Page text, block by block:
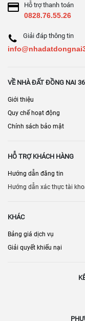
Hỗ trợ thanh toán
0828.76.55.26
Giải đáp thông tin
VỀ NHÀ ĐẤT ĐỒNG NAI
Giới thiệu
Quy chế hoạt động
Chính sách bảo mật
HỖ TRỢ KHÁCH HÀNG
Hướng dẫn đăng tin
Hướng dẫn xác thực tài
KHÁC
Bảng giá dịch vụ
Giải quyết khiếu nại